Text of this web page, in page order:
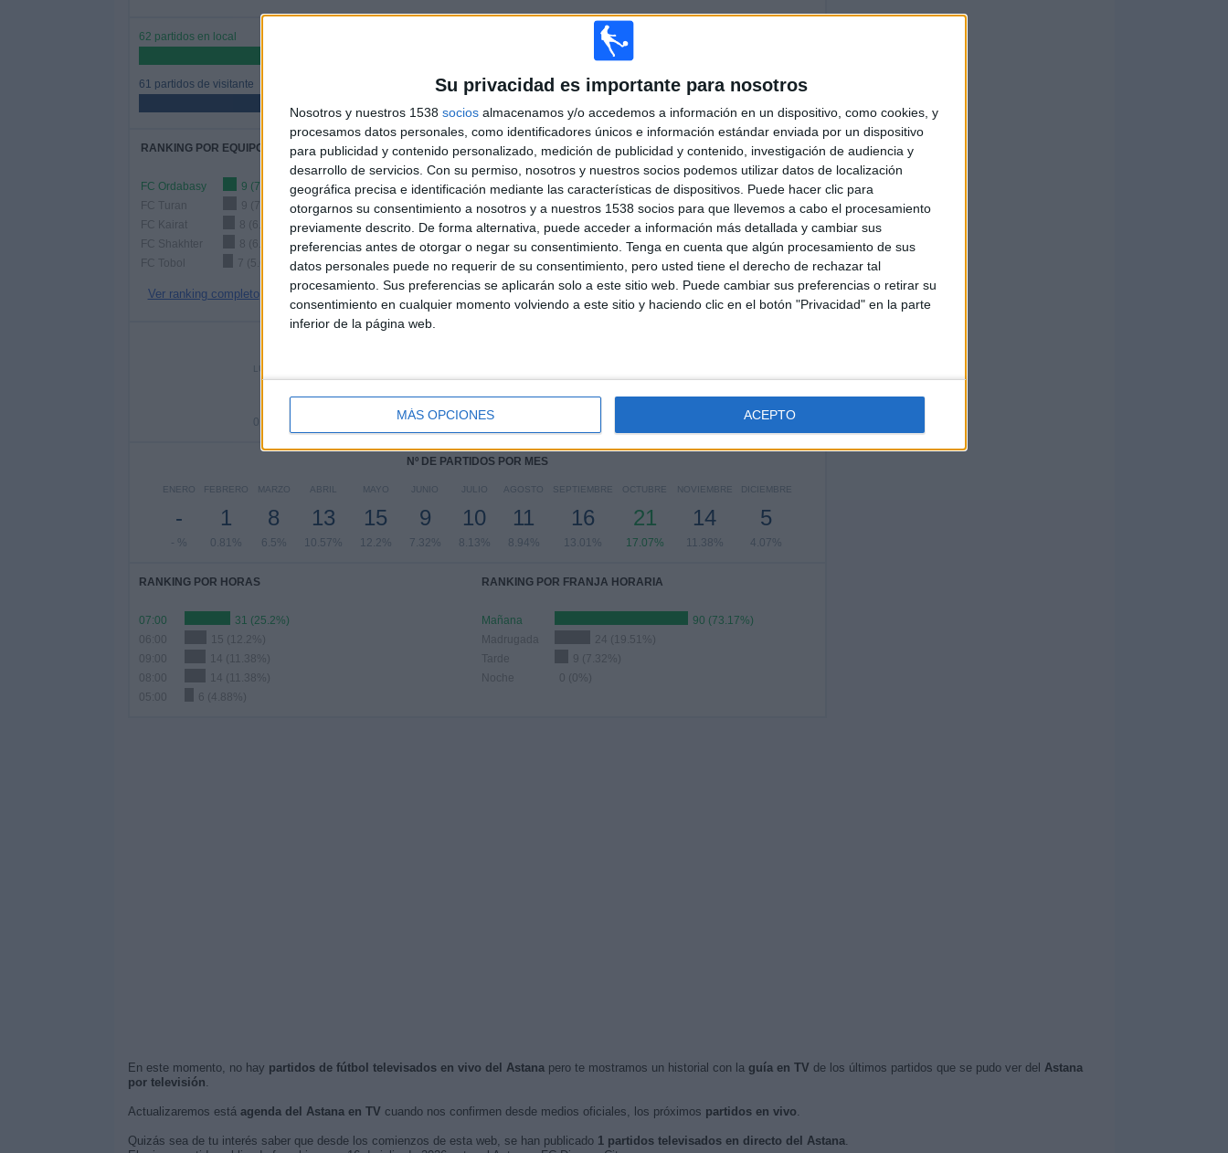
Su privacidad es importante para nosotros
Nosotros y nuestros 1538 socios almacenamos y/o accedemos a información en un dispositivo, como cookies, y
procesamos datos personales, como identificadores únicos e información estándar enviada por un dispositivo
para publicidad y contenido personalizado, medición de publicidad y contenido, investigación de audiencia y
desarrollo de servicios. Con su permiso, nosotros y nuestros socios podemos utilizar datos de localización
geográfica precisa e identificación mediante las características de dispositivos. Puede hacer clic para
otorgarnos su consentimiento a nosotros y a nuestros 1538 socios para que llevemos a cabo el procesamiento
previamente descrito. De forma alternativa, puede acceder a información más detallada y cambiar sus
preferencias antes de otorgar o negar su consentimiento. Tenga en cuenta que algún procesamiento de sus
datos personales puede no requerir de su consentimiento, pero usted tiene el derecho de rechazar tal
procesamiento. Sus preferencias se aplicarán solo a este sitio web. Puede cambiar sus preferencias o retirar su
consentimiento en cualquier momento volviendo a este sitio y haciendo clic en el botón "Privacidad" en la parte
inferior de la página web.
MÁS OPCIONES ACEPTO
62 partidos en local
61 partidos de visitante
40
9
VS FC
Ordabasy
TOTAL
5
COMPETICIONES
RANKING POR EQUIPOS
FC Ordabasy
9 (7.32%)
FC Turan
9 (7.32%)
FC Kairat
8 (6.5%)
FC Shakhter
8 (6.5%)
FC Tobol
7 (5.69%)
Ver ranking completo
RANKING POR COMPETICIONES
Premier League Kazajistán
75 (60.98%)
Copa de Kazajistán
17 (13.82%)
Europa League
12 (9.76%)
Conference League
11 (8.94%)
Champions League
8 (6.5%)
Ver ranking completo
LUNES
0.81%
5 18
14.63%
27
21.95%
3 27 42
Nº DE PARTIDOS POR MES
ENERO
-
- %
FEBRERO
1
0.81%
MARZO
8
6.5%
ABRIL
13
10.57%
MAYO
15
12.2%
JUNIO
9
7.32%
JULIO
10
8.13%
AGOSTO
11
8.94%
SEPTIEMBRE
16
13.01%
OCTUBRE
21
17.07%
NOVIEMBRE
14
11.38%
DICIEMBRE
5
4.07%
RANKING POR HORAS
07:00
31 (25.2%)
06:00
15 (12.2%)
09:00
14 (11.38%)
08:00
14 (11.38%)
05:00
6 (4.88%)
RANKING POR FRANJA HORARIA
Mañana
90 (73.17%)
Madrugada
24 (19.51%)
Tarde
9 (7.32%)
Noche
0 (0%)
En este momento, no hay partidos de fútbol televisados en vivo del Astanapero te mostramos un historial con la guía en TV de los últimos partidos que se pudo ver del Astana
por televisión.
Actualizaremos está agenda del Astana en TV cuando nos confirmen desde medios oficiales, los próximos partidos en vivo.
Quizás sea de tu interés saber que desde los comienzos de esta web, se han publicado 1 partidos televisados en directo del Astana.